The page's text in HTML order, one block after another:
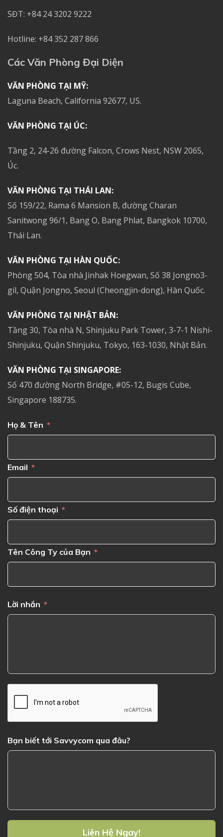
SĐT: +84 24 3202 9222
Hotline: +84 352 287 866
Các Văn Phòng Đại Diện
VĂN PHÒNG TẠI MỸ:
Laguna Beach, California 92677, US.
VĂN PHÒNG TẠI ÚC:
Tầng 2, 24-26 đường Falcon, Crows Nest, NSW 2065,
Úc.
VĂN PHÒNG TẠI THÁI LAN:
Số 159/22, Rama 6 Mansion B, đường Charan
Sanitwong 96/1, Bang O, Bang Phlat, Bangkok 10700,
Thái Lan.
VĂN PHÒNG TẠI HÀN QUỐC:
Phòng 504, Tòa nhà Jinhak Hoegwan, Số 38 Jongno3-
gil, Quận Jongno, Seoul (Cheongjin-dong), Hàn Quốc.
VĂN PHÒNG TẠI NHẬT BẢN:
Tầng 30, Tòa nhà N, Shinjuku Park Tower, 3-7-1 Nishi-
Shinjuku, Quận Shinjuku, Tokyo, 163-1030, Nhật Bản.
VĂN PHÒNG TẠI SINGAPORE:
Số 470 đường North Bridge, #05-12, Bugis Cube,
Singapore 188735.
Họ & Tên
Email
Số điện thoại
Tên Công Ty của Bạn
Lời nhắn
Bạn biết tới Savvycom qua đâu?
Liên Hệ Ngay!